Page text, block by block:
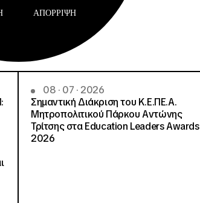
08 · 07 · 2026
Σημαντική Διάκριση του Κ.Ε.ΠΕ.Α.
Μητροπολιτικού Πάρκου Αντώνης
Τρίτσης στα Education Leaders Awards
2026
ΑΠΌΡΡΙΨΗ